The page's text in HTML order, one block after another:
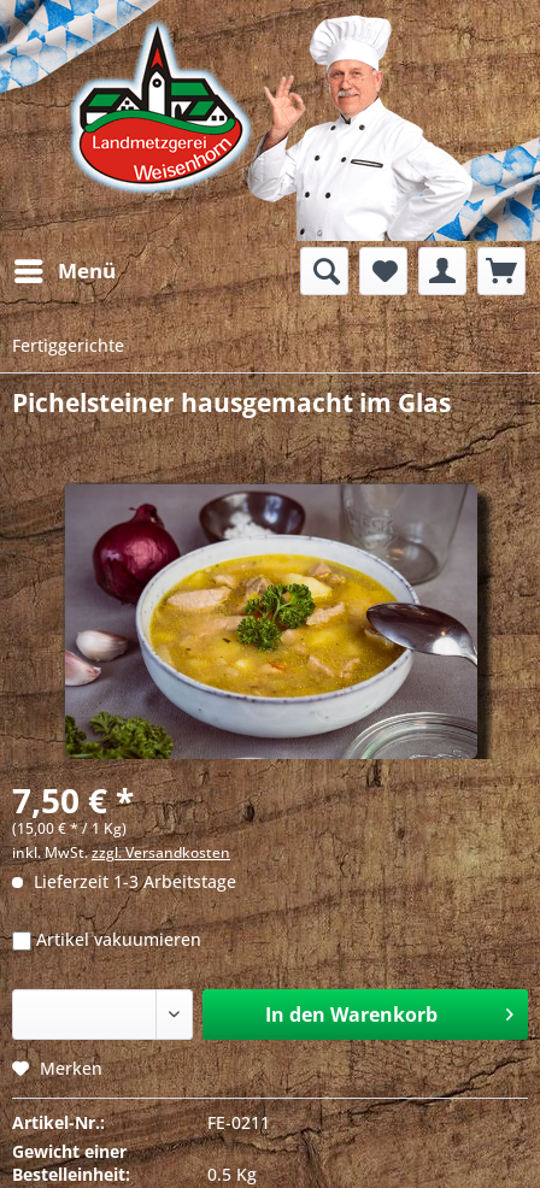
Menü
Fertiggerichte
Pichelsteiner hausgemacht im Glas
7,50 € *
(15,00 € * / 1 Kg)
inkl. MwSt.zzgl. Versandkosten
Lieferzeit 1-3 Arbeitstage
Artikel vakuumieren
In den Warenkorb
Merken
Artikel-Nr.:
FE-0211
Gewicht einer
Bestelleinheit:
0.5 Kg